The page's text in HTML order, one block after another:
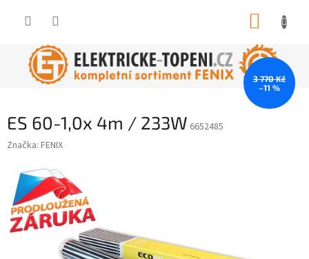
ES 60-1,0x 4m / 233W 6652485
Značka: FENIX
3 770 Kč
–11 %